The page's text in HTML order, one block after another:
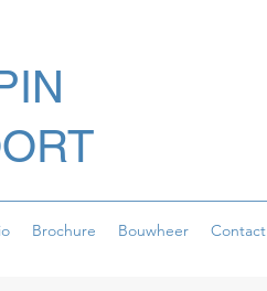
Brochure Bouwheer Contact